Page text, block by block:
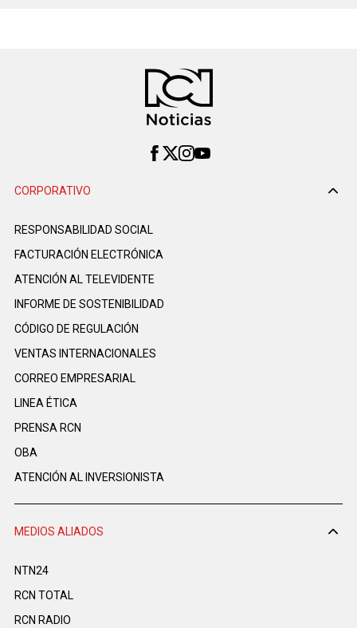
CORPORATIVO
RESPONSABILIDAD SOCIAL
FACTURACIÓN ELECTRÓNICA
ATENCIÓN AL TELEVIDENTE
INFORME DE SOSTENIBILIDAD
CÓDIGO DE REGULACIÓN
VENTAS INTERNACIONALES
CORREO EMPRESARIAL
LINEA ÉTICA
PRENSA RCN
OBA
ATENCIÓN AL INVERSIONISTA
MEDIOS ALIADOS
NTN24
RCN TOTAL
RCN RADIO